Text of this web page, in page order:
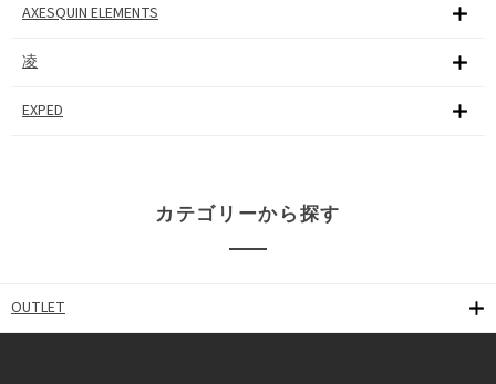
AXESQUIN ELEMENTS
凌
EXPED
カテゴリーから探す
OUTLET